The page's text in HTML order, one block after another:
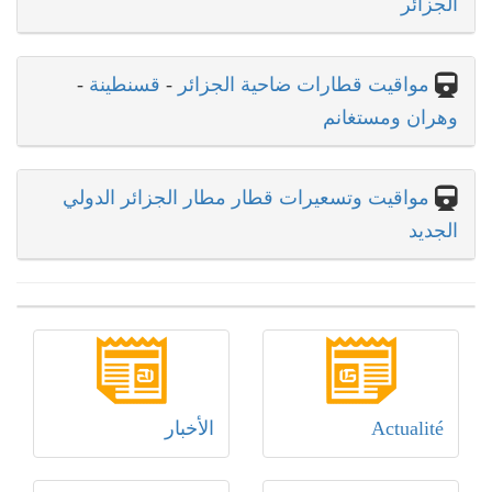
الجزائر
مواقيت قطارات ضاحية الجزائر - قسنطينة -
وهران ومستغانم
مواقيت وتسعيرات قطار مطار الجزائر الدولي
الجديد
Actualité الأخبار